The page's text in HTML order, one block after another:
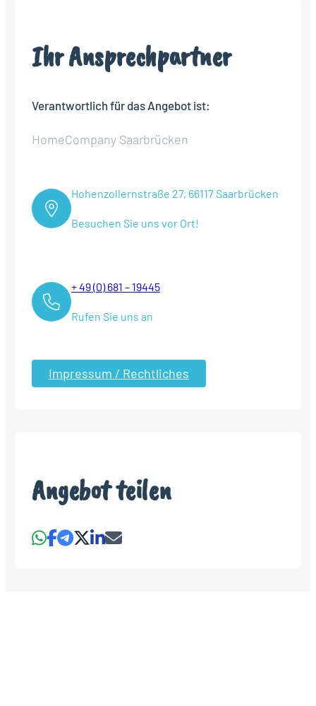
Ihr Ansprechpartner
Verantwortlich für das Angebot ist:
HomeCompany Saarbrücken
Hohenzollernstraße 27, 66117 Saarbrücken
Besuchen Sie uns vor Ort!
+ 49 (0) 681 – 19445
Rufen Sie uns an
Impressum / Rechtliches
Angebot teilen